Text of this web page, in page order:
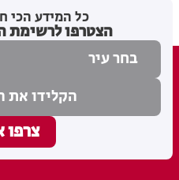
כל המידע הכי
הצטרפו לרשימת